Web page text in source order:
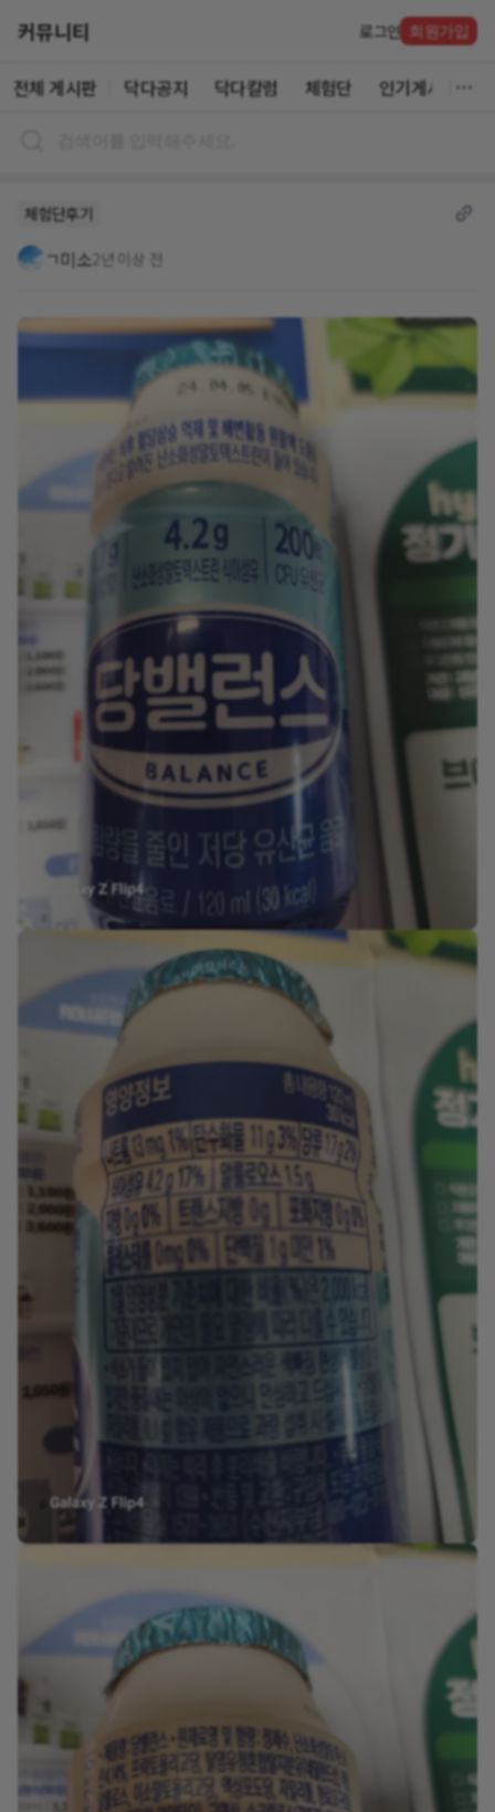
커뮤니티 로그인 회원가입
전체 게시판 닥다공지 닥다칼럼 체험단 인기게시글
체험단후기
ㄱ미소2년 이상 전